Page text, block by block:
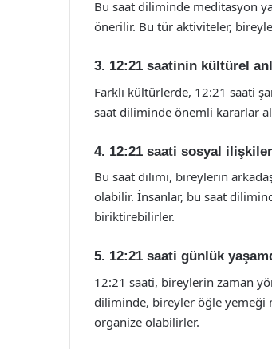
Bu saat diliminde meditasyon
önerilir. Bu tür aktiviteler,
3. 12:21 saatinin kültürel
Farklı kültürlerde, 12:21 saati
saat diliminde önemli kararlar
4. 12:21 saati sosyal
Bu saat dilimi, bireylerin
olabilir. İnsanlar, bu saat
biriktirebilirler.
5. 12:21 saati günlük
12:21 saati, bireylerin zaman
diliminde, bireyler öğle yemeği
organize olabilirler.